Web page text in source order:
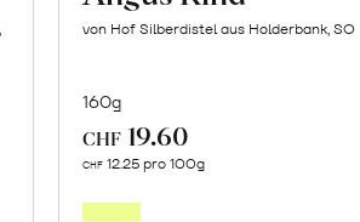
von Hof Silberdistel aus Holderbank, SO
160g
CHF 19.60
CHF 12.25 pro 100g